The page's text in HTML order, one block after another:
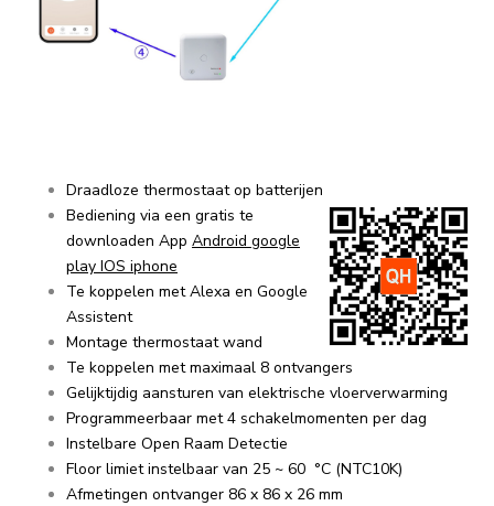
Draadloze thermostaat op batterijen
Bediening via een gratis te
downloaden App Android google
play IOS iphone
Te koppelen met Alexa en Google
Assistent
Montage thermostaat wand
Te koppelen met maximaal 8 ontvangers
Gelijktijdig aansturen van elektrische vloerverwarming
Programmeerbaar met 4 schakelmomenten per dag
Instelbare Open Raam Detectie
Floor limiet instelbaar van 25 ~ 60 °C (NTC10K)
Afmetingen ontvanger 86 x 86 x 26 mm